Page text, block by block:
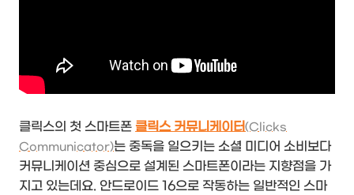
클릭스의 첫 스마트폰 클릭스 커뮤니케이터(Clicks
Communicator)는 중독을 일으키는 소셜 미디어 소비보다
커뮤니케이션 중심으로 설계된 스마트폰이라는 지향점을 가
지고 있는데요. 안드로이드 16으로 작동하는 일반적인 스마